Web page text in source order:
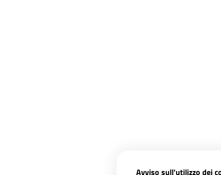
Avviso sull'utilizzo dei